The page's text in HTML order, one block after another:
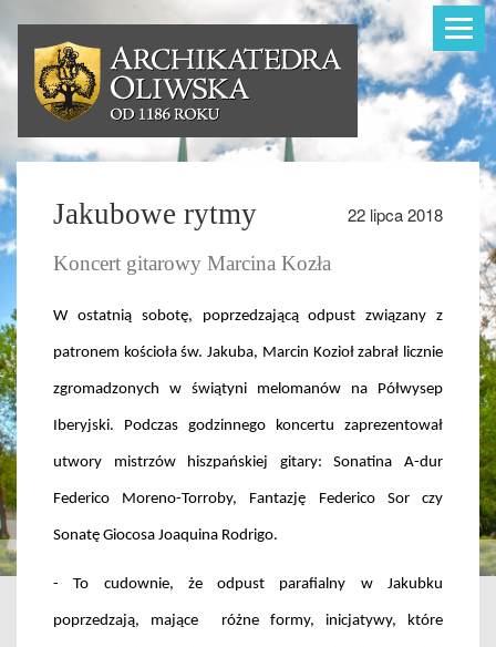
Toggle
22 lipca 2018
Jakubowe rytmy
Koncert gitarowy Marcina Kozła
W ostatnią sobotę, poprzedzającą odpust związany z
patronem kościoła św. Jakuba, Marcin Kozioł zabrał licznie
zgromadzonych w świątyni melomanów na Półwysep
Iberyjski. Podczas godzinnego koncertu zaprezentował
utwory mistrzów hiszpańskiej gitary: Sonatina A-dur
Federico Moreno-Torroby, Fantazję Federico Sor czy
Sonatę Giocosa Joaquina Rodrigo.
- To cudownie, że odpust parafialny w Jakubku
poprzedzają, mające różne formy, inicjatywy, które